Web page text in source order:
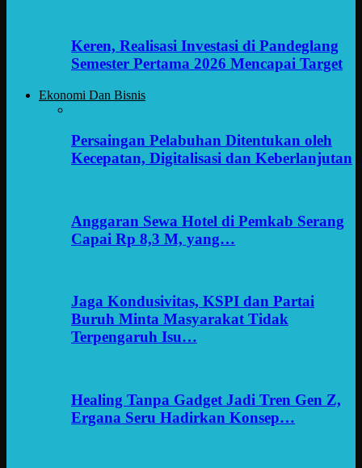
Keren, Realisasi Investasi di Pandeglang
Semester Pertama 2026 Mencapai Target
Ekonomi Dan Bisnis
Persaingan Pelabuhan Ditentukan oleh
Kecepatan, Digitalisasi dan Keberlanjutan
Anggaran Sewa Hotel di Pemkab Serang
Capai Rp 8,3 M, yang…
Jaga Kondusivitas, KSPI dan Partai
Buruh Minta Masyarakat Tidak
Terpengaruh Isu…
Healing Tanpa Gadget Jadi Tren Gen Z,
Ergana Seru Hadirkan Konsep…